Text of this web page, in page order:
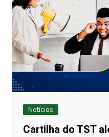
Notícias
Cartilha do TST